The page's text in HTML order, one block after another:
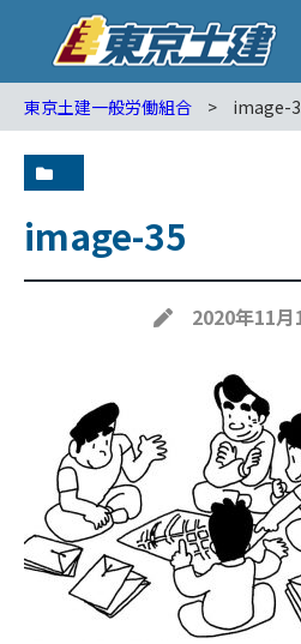
東京土建一般労働組合 > image-
image-35
2020年11月